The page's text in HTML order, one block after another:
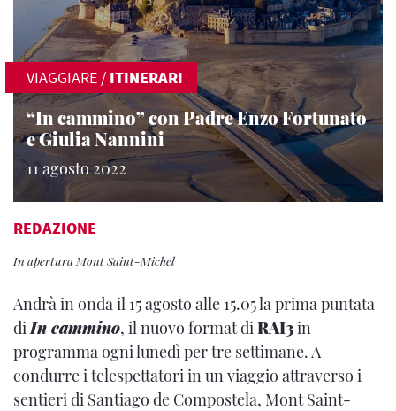
VIAGGIARE / ITINERARI
“In cammino” con Padre Enzo Fortunato
e Giulia Nannini
11 agosto 2022
REDAZIONE
In apertura Mont Saint-Michel
Andrà in onda il 15 agosto alle 15.05 la prima puntata
diIn cammino, il nuovo format diRAI3in
programma ogni lunedì per tre settimane. A
condurre i telespettatori in un viaggio attraverso i
sentieri di Santiago de Compostela, Mont Saint-